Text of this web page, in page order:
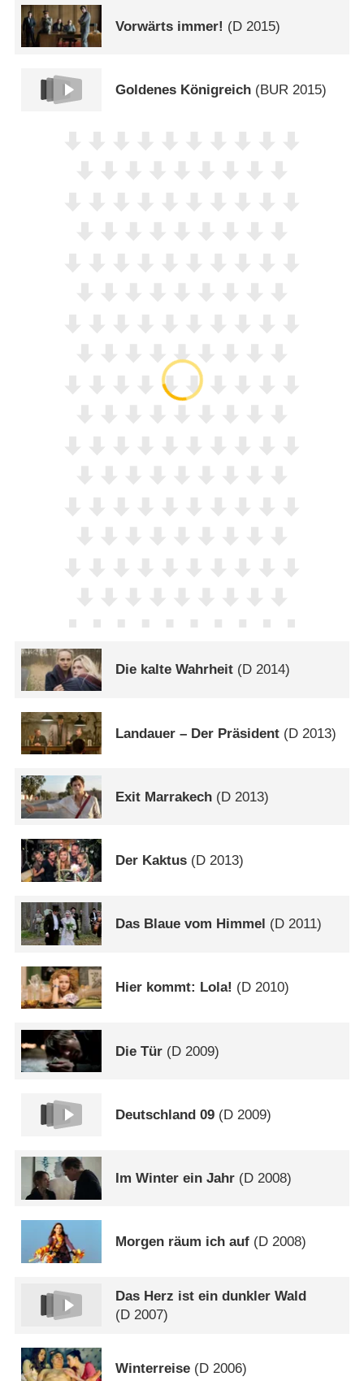
Vorwärts immer! (D 2015)
Goldenes Königreich (BUR 2015)
Die kalte Wahrheit (D 2014)
Landauer – Der Präsident (D 2013)
Exit Marrakech (D 2013)
Der Kaktus (D 2013)
Das Blaue vom Himmel (D 2011)
Hier kommt: Lola! (D 2010)
Die Tür (D 2009)
Deutschland 09 (D 2009)
Im Winter ein Jahr (D 2008)
Morgen räum ich auf (D 2008)
Das Herz ist ein dunkler Wald
(D 2007)
Winterreise (D 2006)